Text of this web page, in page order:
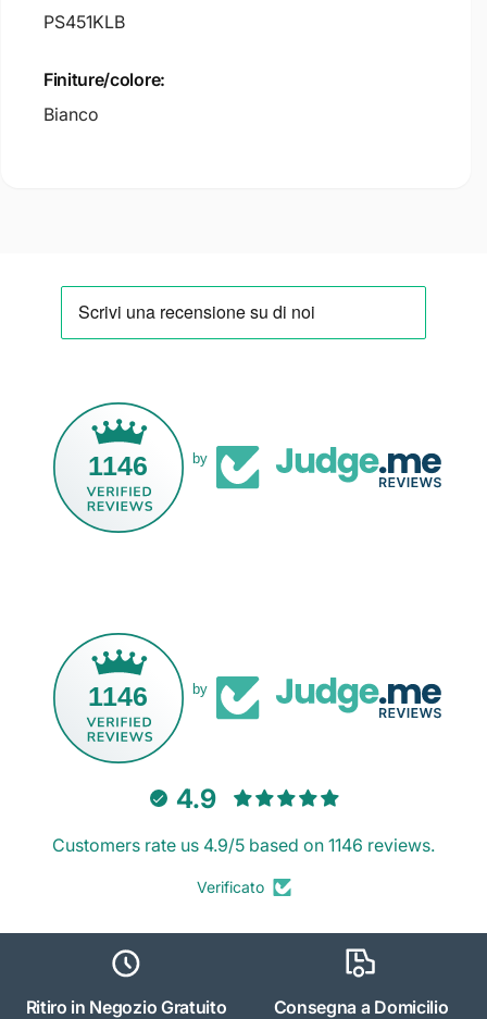
PS451KLB
Finiture/colore:
Bianco
1146 by
1146 by
4.9
Customers rate us 4.9/5 based on 1146 reviews.
Verificato
Ritiro in Negozio Gratuito Consegna a Domicilio